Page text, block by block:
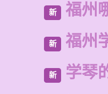
新 福州
新 福州
新 学琴